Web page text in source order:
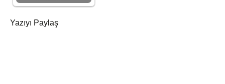
Yazıyı Paylaş